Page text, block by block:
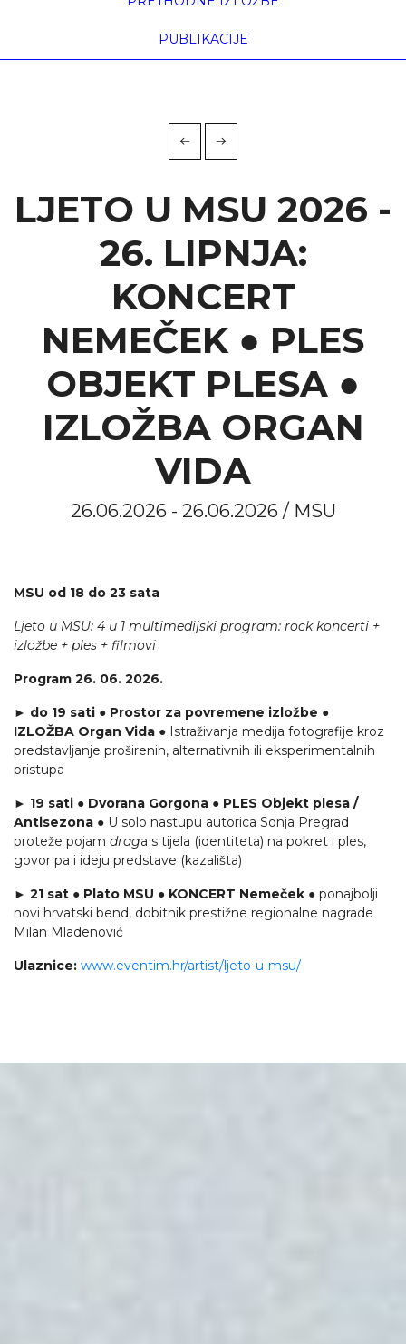
PUBLIKACIJE
LJETO U MSU 2026 -
26. LIPNJA:
KONCERT
NEMEČEK ● PLES
OBJEKT PLESA ●
IZLOŽBA ORGAN
VIDA
26.06.2026 - 26.06.2026 / MSU
MSU od 18 do 23 sata
Ljeto u MSU: 4 u 1 multimedijski program: rock koncerti +
izložbe + ples + filmovi
Program 26. 06. 2026.
► do 19 sati ● Prostor za povremene izložbe ●
IZLOŽBA Organ Vida ● Istraživanja medija fotografije kroz
predstavljanje proširenih, alternativnih ili eksperimentalnih
pristupa
► 19 sati ● Dvorana Gorgona ● PLES Objekt plesa /
Antisezona ● U solo nastupu autorica Sonja Pregrad
proteže pojam draga s tijela (identiteta) na pokret i ples,
govor pa i ideju predstave (kazališta)
► 21 sat ● Plato MSU ● KONCERT Nemeček ● ponajbolji
novi hrvatski bend, dobitnik prestižne regionalne nagrade
Milan Mladenović
Ulaznice: www.eventim.hr/artist/ljeto-u-msu/